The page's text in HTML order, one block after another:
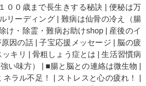
１００歳まで長生きする秘訣
便秘は万
リーディング
難病は仙骨の冷え（腸
け・除霊・難病お助けshop| 産後のイ
因の話|子宝応援メッセージ
脳の疲
キリ
|骨粗しょう症とは |生活習慣病
い味方） ■腸と脳との連絡は微生物
ラル不足！
ストレスと心の疲れ！